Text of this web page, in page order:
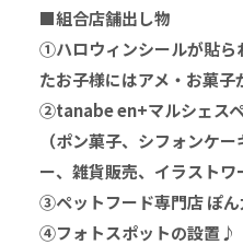
■組合店舗出し物
①ハロウィンシールが貼ら
たお子様にはアメ・お菓
②tanabe en+マルシェス
（ポン菓子、シフォンケ
ー、雑貨販売、イラストワ
③ペットフード専門店 ぽん
④フォトスポットの設置♪